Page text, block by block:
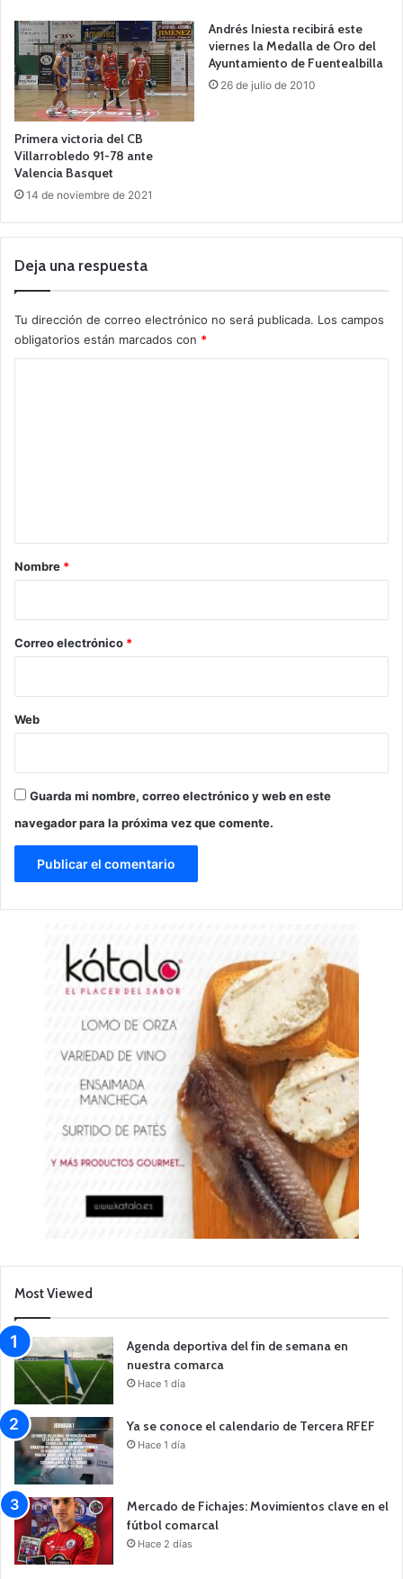
Primera victoria del CB
Villarrobledo 91-78 ante
Valencia Basquet
14 de noviembre de 2021
Andrés Iniesta recibirá este
viernes la Medalla de Oro del
Ayuntamiento de Fuentealbilla
26 de julio de 2010
Deja una respuesta
Tu dirección de correo electrónico no será publicada. Los campos
obligatorios están marcados con *
r
*
Nombre *
Correo electrónico *
Web
Guarda mi nombre, correo electrónico y web en este
navegador para la próxima vez que comente.
Most Viewed
Agenda deportiva del fin de semana en
nuestra comarca
Hace 1 día
Ya se conoce el calendario de Tercera RFEF
Hace 1 día
Mercado de Fichajes: Movimientos clave en el
fútbol comarcal
Hace 2 días